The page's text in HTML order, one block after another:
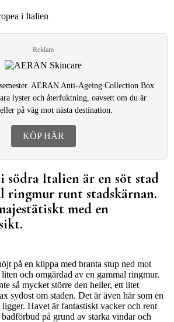
Reklam
AERAN Anti-Ageing Collection Box
lyster och återfuktning, oavsett om du är
på väg mot nästa destination.
KÖP HÄR
södra Italien är en söt stad
ringmur runt stadskärnan.
med en
på en klippa med branta stup ned mot
och omgärdad av en gammal ringmur.
så mycket större den heller, ett litet
sydost om staden. Det är även här som en
ligger. Havet är fantastiskt vacker och rent
på grund av starka vindar och